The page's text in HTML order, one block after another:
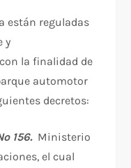
están reguladas
y
la finalidad de
automotor
decretos:
156. Ministerio
el cual